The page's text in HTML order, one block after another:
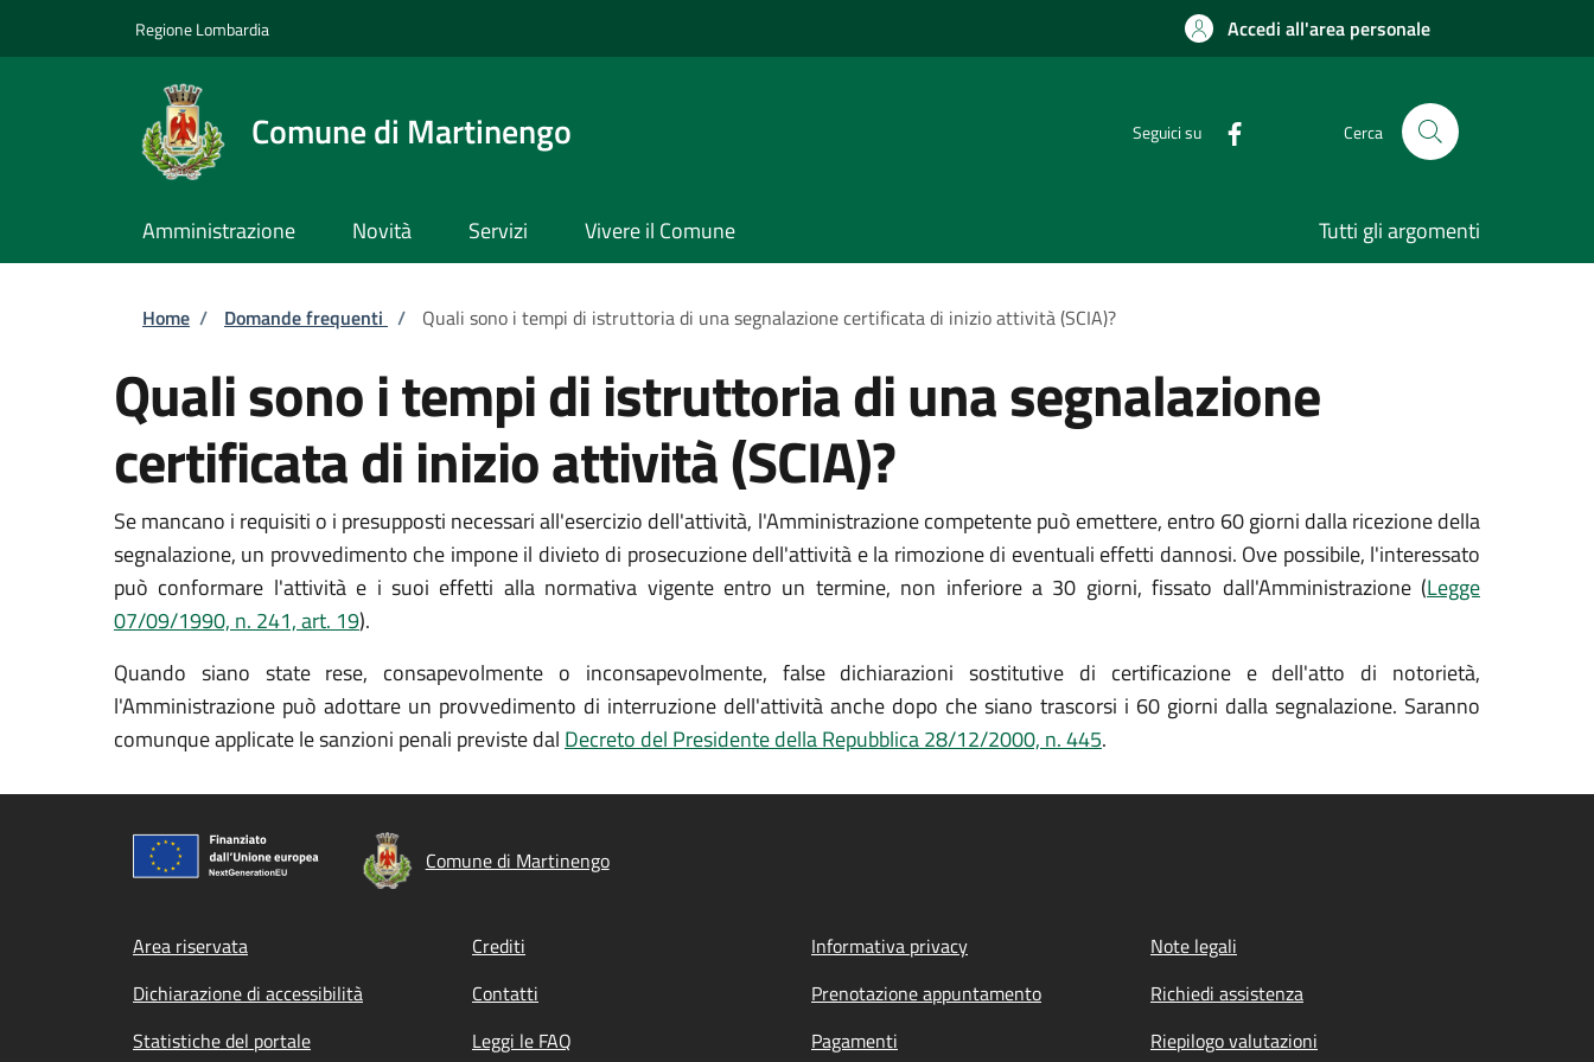
Regione Lombardia Accedi all'area personale
Comune di Martinengo Seguici su Cerca
Amministrazione Novità Servizi Vivere il Comune Tutti gli argomenti
Briciole di pane
Home / Domande frequenti / Quali sono i tempi di istruttoria di una segnalazione certificata di inizio attività (SCIA)?
Quali sono i tempi di istruttoria di una segnalazione
certificata di inizio attività (SCIA)?
Se mancano i requisiti o i presupposti necessari all'esercizio dell'attività, l'Amministrazione competente può emettere, entro 60 giorni dalla ricezione della
segnalazione, un provvedimento che impone il divieto di prosecuzione dell'attività e la rimozione di eventuali effetti dannosi. Ove possibile, l'interessato
può conformare l'attività e i suoi effetti alla normativa vigente entro un termine, non inferiore a 30 giorni, fissato dall'Amministrazione (Legge
07/09/1990, n. 241, art. 19).
Quando siano state rese, consapevolmente o inconsapevolmente, false dichiarazioni sostitutive di certificazione e dell'atto di notorietà,
l'Amministrazione può adottare un provvedimento di interruzione dell'attività anche dopo che siano trascorsi i 60 giorni dalla segnalazione. Saranno
comunque applicate le sanzioni penali previste dal Decreto del Presidente della Repubblica 28/12/2000, n. 445.
Comune di Martinengo
Footer menu
Area riservata Crediti Informativa privacy
Note legali
Dichiarazione di accessibilità
Contatti Prenotazione appuntamento
Richiedi assistenza
Statistiche del portale
Leggi le FAQ Pagamenti Riepilogo valutazioni